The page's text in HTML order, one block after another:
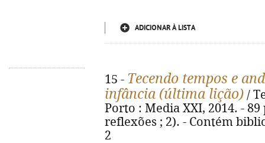
ADICIONAR À LISTA
15 - Tecendo tempos e
infância (última lição) /
Porto : Media XXI, 2014. -
reflexões ; 2). - Contém
2